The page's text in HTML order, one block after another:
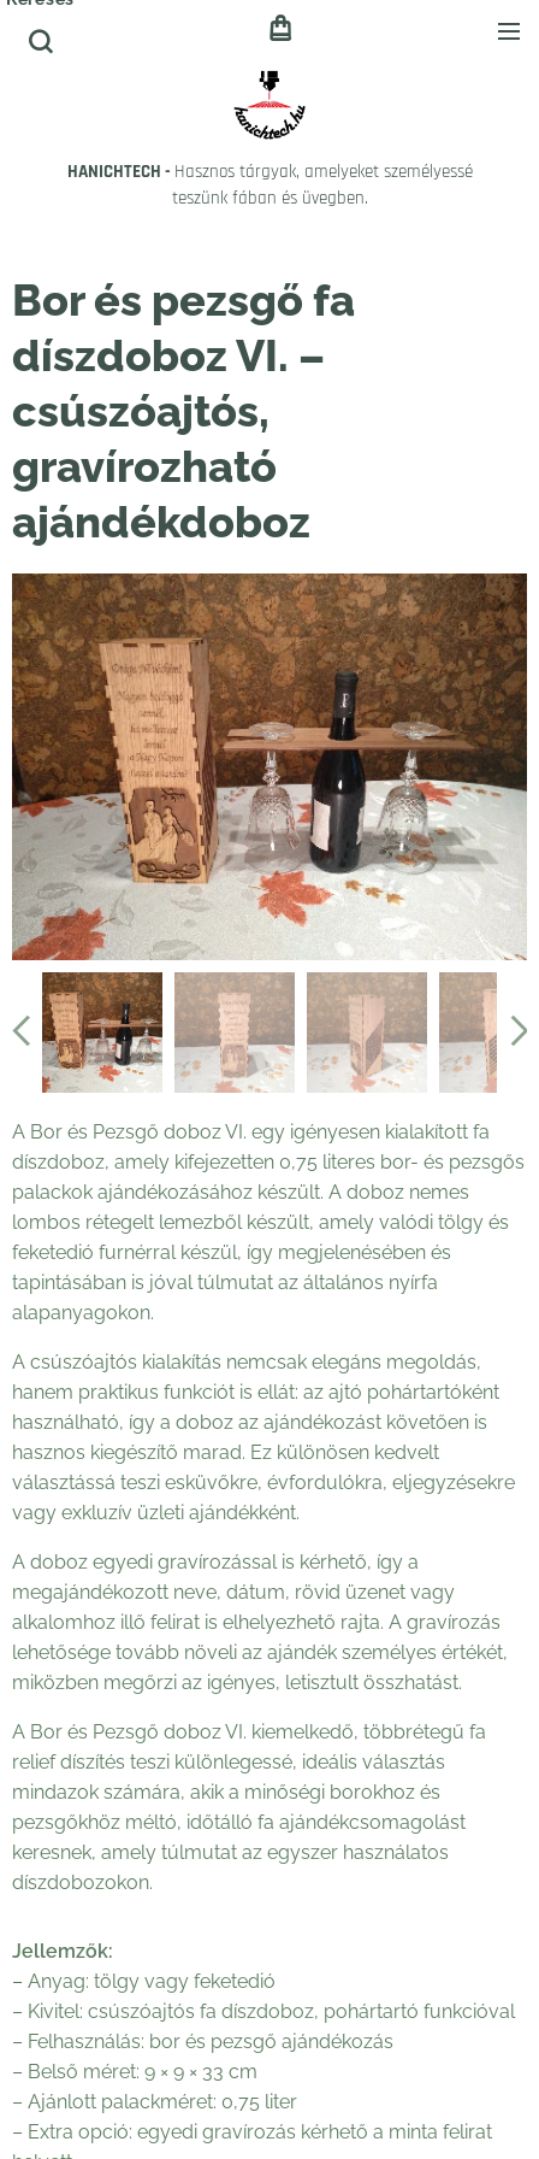
HANICHTECH - Hasznos tárgyak, amelyeket személyessé
teszünk fában és üvegben.
Bor és pezsgő fa
díszdoboz VI. –
csúszóajtós,
gravírozható
ajándékdoboz
A Bor és Pezsgő doboz VI. egy igényesen kialakított fa
díszdoboz, amely kifejezetten 0,75 literes bor- és pezsgős
palackok ajándékozásához készült. A doboz nemes
lombos rétegelt lemezből készült, amely valódi tölgy és
feketedió furnérral készül, így megjelenésében és
tapintásában is jóval túlmutat az általános nyírfa
alapanyagokon.
A csúszóajtós kialakítás nemcsak elegáns megoldás,
hanem praktikus funkciót is ellát: az ajtó pohártartóként
használható, így a doboz az ajándékozást követően is
hasznos kiegészítő marad. Ez különösen kedvelt
választássá teszi esküvőkre, évfordulókra, eljegyzésekre
vagy exkluzív üzleti ajándékként.
A doboz egyedi gravírozással is kérhető, így a
megajándékozott neve, dátum, rövid üzenet vagy
alkalomhoz illő felirat is elhelyezhető rajta. A gravírozás
lehetősége tovább növeli az ajándék személyes értékét,
miközben megőrzi az igényes, letisztult összhatást.
A Bor és Pezsgő doboz VI. kiemelkedő, többrétegű fa
relief díszítés teszi különlegessé, ideális választás
mindazok számára, akik a minőségi borokhoz és
pezsgőkhöz méltó, időtálló fa ajándékcsomagolást
keresnek, amely túlmutat az egyszer használatos
díszdobozokon.
Jellemzők:
– Anyag: tölgy vagy feketedió
– Kivitel: csúszóajtós fa díszdoboz, pohártartó funkcióval
– Felhasználás: bor és pezsgő ajándékozás
– Belső méret: 9 × 9 × 33 cm
– Ajánlott palackméret: 0,75 liter
– Extra opció: egyedi gravírozás kérhető a minta felirat